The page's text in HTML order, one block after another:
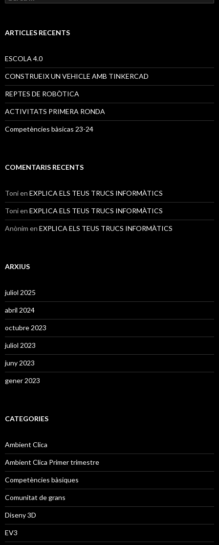
e
a
ARTICLES RECENTS
ESCOLA 4.0
CONSTRUEIX UN VEHICLE AMB TINKERCAD
REPTES DE ROBÒTICA
ACTIVITATS PRIMERA RONDA
Competències bàsicas 23-24
COMENTARIS RECENTS
Tonien EXPLICA ELS TEUS TRUCS INFORMÀTICS
Tonien EXPLICA ELS TEUS TRUCS INFORMÀTICS
Anònim en EXPLICA ELS TEUS TRUCS INFORMÀTICS
ARXIUS
juliol 2025
abril 2024
octubre 2023
juliol 2023
juny 2023
gener 2023
CATEGORIES
Ambient Clica
Ambient Clica Primer trimestre
Competències bàsiques
Comunitat de grans
Diseny 3D
EV3